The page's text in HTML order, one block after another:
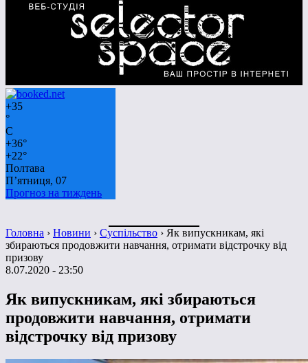
+35
°
C
+36°
+22°
Полтава
П’ятниця, 07
Прогноз на тиждень
Головна › Новини › Суспільство › Як випускникам, які
збираються продовжити навчання, отримати відстрочку від
призову
8.07.2020 - 23:50
Як випускникам, які збираються
продовжити навчання, отримати
відстрочку від призову